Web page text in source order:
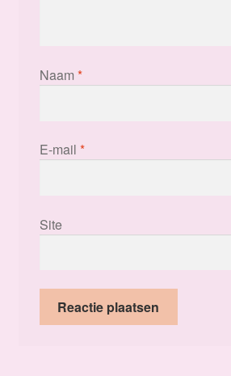
Naam *
E-mail *
Site